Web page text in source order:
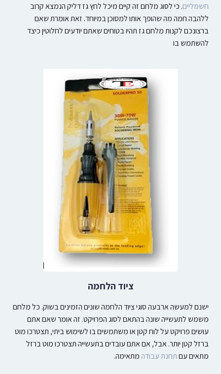
חשמליים. כי לסוג מלחם זה קיים מיכל לחץ גז דליק הנמצא קרוב
ללהבה חמה מה שהופך אותו למסוכן במיוחד. זאת אומרת שאם
ברצונכם לקנות מלחם גז תהיו בטוחים שאתם יודעים לחלוטין כיצד
להשתמש בו
ציוד הלחמה
ישנם למעשה ארבעה סוגי ציוד הלחמה שונים הזמינים בשוק. כל מלחם
משמש לתעשייה שונה בהתאם לסוג הפרויקט. זה אומר שאם אתם
עושים פרויקט על לוח קטן או משתמשים בו לשימוש ביתי, תצטרכו מוט
ברזל קטן יותר. אבל, אם אתם עובדים בתעשייה תצטרכו מוט ברזל
מתאים עםתחנת עבודה מתאימה.